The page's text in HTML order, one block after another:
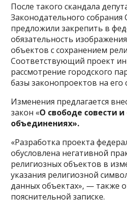
После такого скандала
Законодательного собрания
предложили закрепить в
обязательность
объектов с сохранением
Соответствующий проект
рассмотрение городского
базы законопроектов на его
Изменения предлагается
закон «О свободе совести
объединениях».
«Разработка проекта
обусловлена негативной
религиозных объектов в
указания религиозной
данных объектах», — также
пояснительной записке.